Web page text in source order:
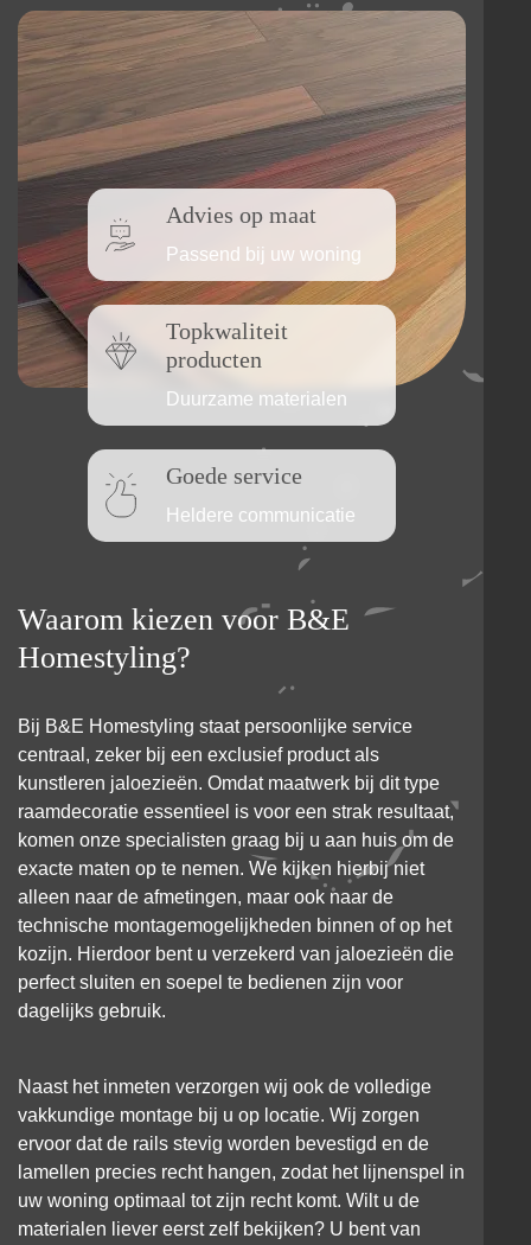
Advies op maat
Passend bij uw woning
Topkwaliteit
producten
Duurzame materialen
Goede service
Heldere communicatie
Waarom kiezen voor B&E
Homestyling?
Bij B&E Homestyling staat persoonlijke service
centraal, zeker bij een exclusief product als
kunstleren jaloezieën. Omdat maatwerk bij dit type
raamdecoratie essentieel is voor een strak resultaat,
komen onze specialisten graag bij u aan huis om de
exacte maten op te nemen. We kijken hierbij niet
alleen naar de afmetingen, maar ook naar de
technische montagemogelijkheden binnen of op het
kozijn. Hierdoor bent u verzekerd van jaloezieën die
perfect sluiten en soepel te bedienen zijn voor
dagelijks gebruik.
Naast het inmeten verzorgen wij ook de volledige
vakkundige montage bij u op locatie. Wij zorgen
ervoor dat de rails stevig worden bevestigd en de
lamellen precies recht hangen, zodat het lijnenspel in
uw woning optimaal tot zijn recht komt. Wilt u de
materialen liever eerst zelf bekijken? U bent van